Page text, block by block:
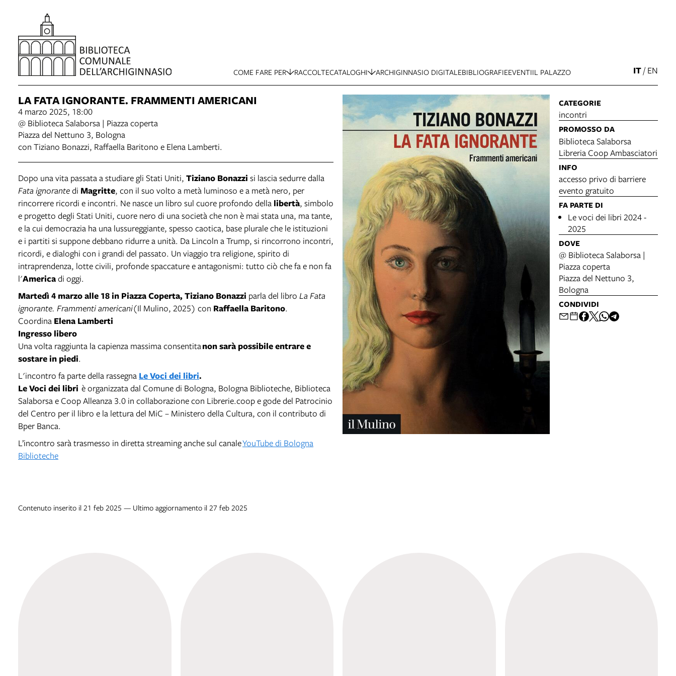
COME FARE PER RACCOLTECATALOGHI ARCHIGINNASIO DIGITALEBIBLIOGRAFIEEVENTIIL PALAZZO IT/EN
LA FATA IGNORANTE. FRAMMENTI AMERICANI
4 marzo 2025, 18:00
@ Biblioteca Salaborsa | Piazza coperta
Piazza del Nettuno 3, Bologna
con Tiziano Bonazzi, Raffaella Baritono e Elena Lamberti.
Dopo una vita passata a studiare gli Stati Uniti, Tiziano Bonazzi si lascia sedurre dalla
Fata ignorantedi Magritte, con il suo volto a metà luminoso e a metà nero, per
rincorrere ricordi e incontri. Ne nasce un libro sul cuore profondo della libertà, simbolo
e progetto degli Stati Uniti, cuore nero di una società che non è mai stata una, ma tante,
e la cui democrazia ha una lussureggiante, spesso caotica, base plurale che le istituzioni
e i partiti si suppone debbano ridurre a unità. Da Lincoln a Trump, si rincorrono incontri,
ricordi, e dialoghi con i grandi del passato. Un viaggio tra religione, spirito di
intraprendenza, lotte civili, profonde spaccature e antagonismi: tutto ciò che fa e non fa
l'Americadi oggi.
Martedì 4 marzoalle 18 in Piazza Coperta,Tiziano Bonazzi parla del libro La Fata
ignorante. Frammenti americani(Il Mulino, 2025) con Raffaella Baritono.
Coordina Elena Lamberti
Ingresso libero
Una volta raggiunta la capienza massima consentitanon sarà possibile entrare e
sostare in piedi.
L'incontro fa parte della rassegna Le Voci dei libri.
Le Voci dei libri è organizzata dal Comune di Bologna, Bologna Biblioteche, Biblioteca
Salaborsa e Coop Alleanza 3.0 in collaborazione con Librerie.coop e gode del Patrocinio
del Centro per il libro e la lettura del MiC – Ministero della Cultura, con il contributo di
Bper Banca.
L’incontro sarà trasmesso in diretta streaming anche sul canaleYouTube di Bologna
Biblioteche
CATEGORIE
incontri
PROMOSSO DA
Biblioteca Salaborsa
Libreria Coop Ambasciatori
INFO
accesso privo di barriere
evento gratuito
FA PARTE DI
Le voci dei libri 2024 -
2025
DOVE
@ Biblioteca Salaborsa |
Piazza coperta
Piazza del Nettuno 3,
Bologna
CONDIVIDI
Contenuto inserito il 21 feb 2025 — Ultimo aggiornamento il 27 feb 2025